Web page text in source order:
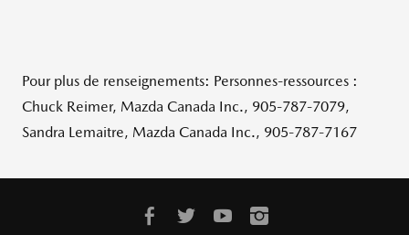
Pour plus de renseignements: Personnes-ressources :
Chuck Reimer, Mazda Canada Inc., 905-787-7079,
Sandra Lemaitre, Mazda Canada Inc., 905-787-7167